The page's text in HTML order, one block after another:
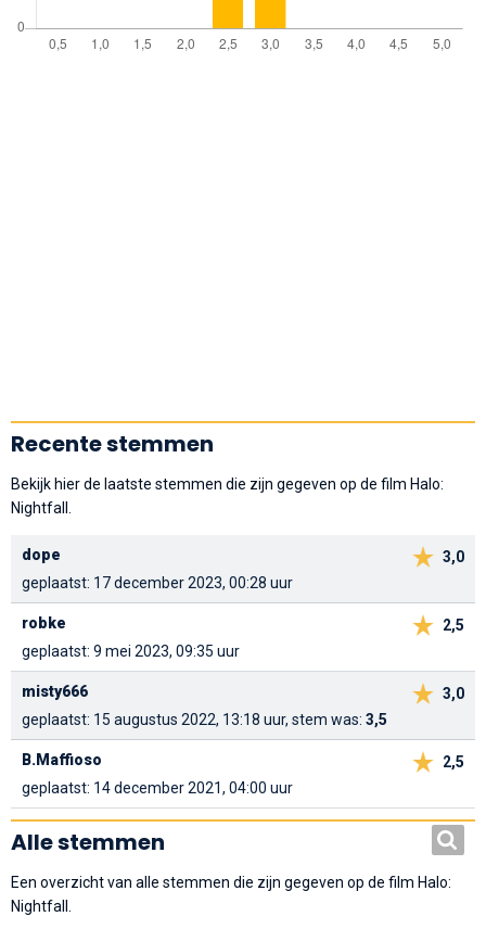
Recente stemmen
Bekijk hier de laatste stemmen die zijn gegeven op de film Halo:
Nightfall.
3,0
dope
geplaatst: 17 december 2023, 00:28 uur
2,5
robke
geplaatst: 9 mei 2023, 09:35 uur
3,0
misty666
geplaatst: 15 augustus 2022, 13:18 uur, stem was: 3,5
2,5
B.Maffioso
geplaatst: 14 december 2021, 04:00 uur
Alle stemmen
Een overzicht van alle stemmen die zijn gegeven op de film Halo:
Nightfall.